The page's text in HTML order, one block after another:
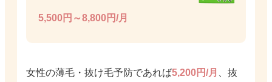
5,500円～8,800円/月
女性の薄毛・抜け毛予防であれば5,200円/月
、抜